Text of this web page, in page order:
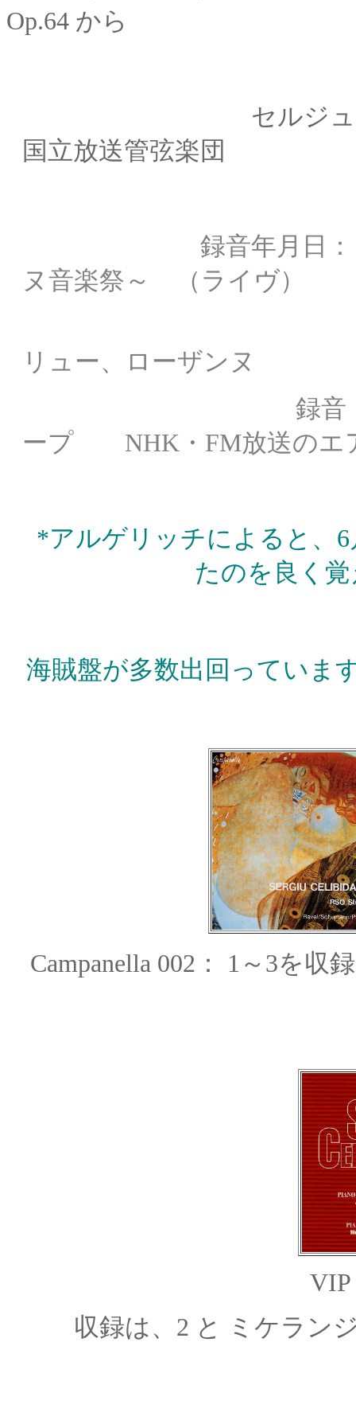
Op.64 から
セルジ
国立放送管弦楽団
録音年月日：
ヌ音楽祭 ～ （ライヴ）
リュー、ローザンヌ
録音： スイス
ープ NHK・FM放送のエ
*アルゲリッチによると、
たのを良く
海賊盤が多数出回っていま
Campanella 002： 1
VIP
収録は、 2 と ミケラン